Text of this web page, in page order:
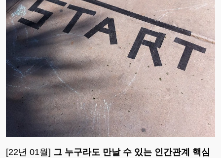
[22년 01월] 그 누구라도 만날 수 있는 인간관계 핵심